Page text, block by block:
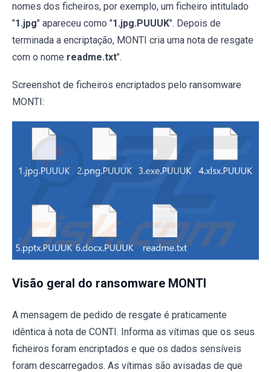
nomes dos ficheiros, por exemplo, um ficheiro intitulado
"1.jpg" apareceu como "1.jpg.PUUUK". Depois de
terminada a encriptação, MONTI cria uma nota de resgate
com o nome readme.txt".
Screenshot de ficheiros encriptados pelo ransomware
MONTI:
Visão geral do ransomware MONTI
A mensagem de pedido de resgate é praticamente
idêntica à nota de CONTI. Informa as vítimas que os seus
ficheiros foram encriptados e que os dados sensíveis
foram descarregados. As vítimas são avisadas de que